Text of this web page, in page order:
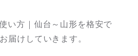
い方｜仙台～山形を格安で
届けしていきます。